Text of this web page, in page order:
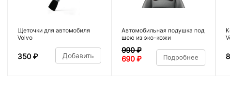
Щеточки для автомобиля
Volvo
350 ₽ Добавить
Автомобильная подушка под
шею из эко-кожи
990₽
690 ₽ Подробнее